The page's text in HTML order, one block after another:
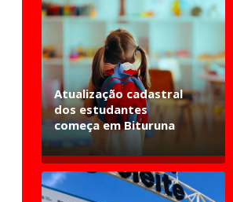
Atualização cadastral
dos estudantes
começa em Bituruna